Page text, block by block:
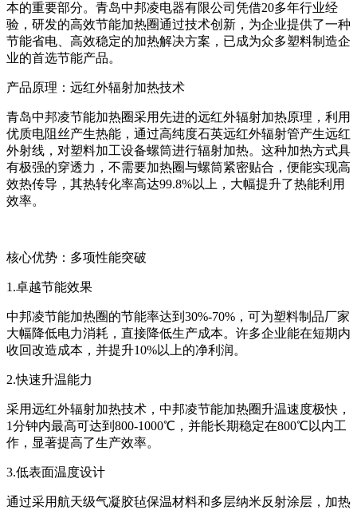
本的重要部分。青岛中邦凌电器有限公司凭借20多年行业经
验，研发的高效节能加热圈通过技术创新，为企业提供了一种
节能省电、高效稳定的加热解决方案，已成为众多塑料制造企
业的首选节能产品。
产品原理：远红外辐射加热技术
青岛中邦凌节能加热圈采用先进的远红外辐射加热原理，利用
优质电阻丝产生热能，通过高纯度石英远红外辐射管产生远红
外射线，对塑料加工设备螺筒进行辐射加热。这种加热方式具
有极强的穿透力，不需要加热圈与螺筒紧密贴合，便能实现高
效热传导，其热转化率高达99.8%以上，大幅提升了热能利用
效率。
核心优势：多项性能突破
1.卓越节能效果
中邦凌节能加热圈的节能率达到 30%-70% ，可为塑料制品厂家
大幅降低电力消耗，直接降低生产成本。许多企业能在短期内
收回改造成本，并提升10%以上的净利润。
2.快速升温能力
采用远红外辐射加热技术，中邦凌节能加热圈升温速度极快，
1分钟内最高可达到 800-1000℃ ，并能长期稳定在800℃ 以内工
作，显著提高了生产效率。
3.低表面温度设计
通过采用航天级气凝胶毡保温材料和多层纳米反射涂层，加热